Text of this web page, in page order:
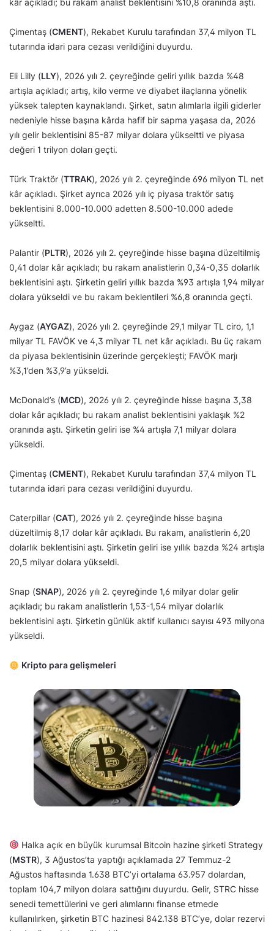
kâr açıkladı; bu rakam analist beklentisini %10,8 oranında aştı.
Çimentaş (CMENT), Rekabet Kurulu tarafından 37,4 milyon TL
tutarında idari para cezası verildiğini duyurdu.
Eli Lilly (LLY), 2026 yılı 2. çeyreğinde geliri yıllık bazda %48
artışla açıkladı; artış, kilo verme ve diyabet ilaçlarına yönelik
yüksek talepten kaynaklandı. Şirket, satın alımlarla ilgili giderler
nedeniyle hisse başına kârda hafif bir sapma yaşasa da, 2026
yılı gelir beklentisini 85-87 milyar dolara yükseltti ve piyasa
değeri 1 trilyon doları geçti.
Türk Traktör (TTRAK), 2026 yılı 2. çeyreğinde 696 milyon TL net
kâr açıkladı. Şirket ayrıca 2026 yılı iç piyasa traktör satış
beklentisini 8.000-10.000 adetten 8.500-10.000 adede
yükseltti.
Palantir (PLTR), 2026 yılı 2. çeyreğinde hisse başına düzeltilmiş
0,41 dolar kâr açıkladı; bu rakam analistlerin 0,34-0,35 dolarlık
beklentisini aştı. Şirketin geliri yıllık bazda %93 artışla 1,94 milyar
dolara yükseldi ve bu rakam beklentileri %6,8 oranında geçti.
Aygaz (AYGAZ), 2026 yılı 2. çeyreğinde 29,1 milyar TL ciro, 1,1
milyar TL FAVÖK ve 4,3 milyar TL net kâr açıkladı. Bu üç rakam
da piyasa beklentisinin üzerinde gerçekleşti; FAVÖK marjı
%3,1’den %3,9’a yükseldi.
McDonald’s (MCD), 2026 yılı 2. çeyreğinde hisse başına 3,38
dolar kâr açıkladı; bu rakam analist beklentisini yaklaşık %2
oranında aştı. Şirketin geliri ise %4 artışla 7,1 milyar dolara
yükseldi.
Çimentaş (CMENT), Rekabet Kurulu tarafından 37,4 milyon TL
tutarında idari para cezası verildiğini duyurdu.
Caterpillar (CAT), 2026 yılı 2. çeyreğinde hisse başına
düzeltilmiş 8,17 dolar kâr açıkladı. Bu rakam, analistlerin 6,20
dolarlık beklentisini aştı. Şirketin geliri ise yıllık bazda %24 artışla
20,5 milyar dolara yükseldi.
Snap (SNAP), 2026 yılı 2. çeyreğinde 1,6 milyar dolar gelir
açıkladı; bu rakam analistlerin 1,53-1,54 milyar dolarlık
beklentisini aştı. Şirketin günlük aktif kullanıcı sayısı 493 milyona
yükseldi.
Kripto para gelişmeleri
Halka açık en büyük kurumsal Bitcoin hazine şirketi Strategy
(MSTR), 3 Ağustos’ta yaptığı açıklamada 27 Temmuz-2
Ağustos haftasında 1.638 BTC’yi ortalama 63.957 dolardan,
toplam 104,7 milyon dolara sattığını duyurdu. Gelir, STRC hisse
senedi temettülerini ve geri alımlarını finanse etmede
kullanılırken, şirketin BTC hazinesi 842.138 BTC’ye, dolar rezervi